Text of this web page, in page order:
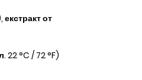
от
22 °C / 72 °F)